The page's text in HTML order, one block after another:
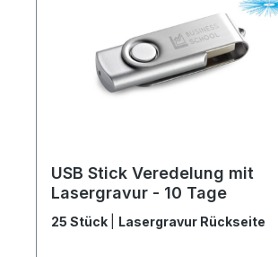
USB Stick Veredelung mit
Lasergravur - 10 Tage
25 Stück Lasergravur Rückseite